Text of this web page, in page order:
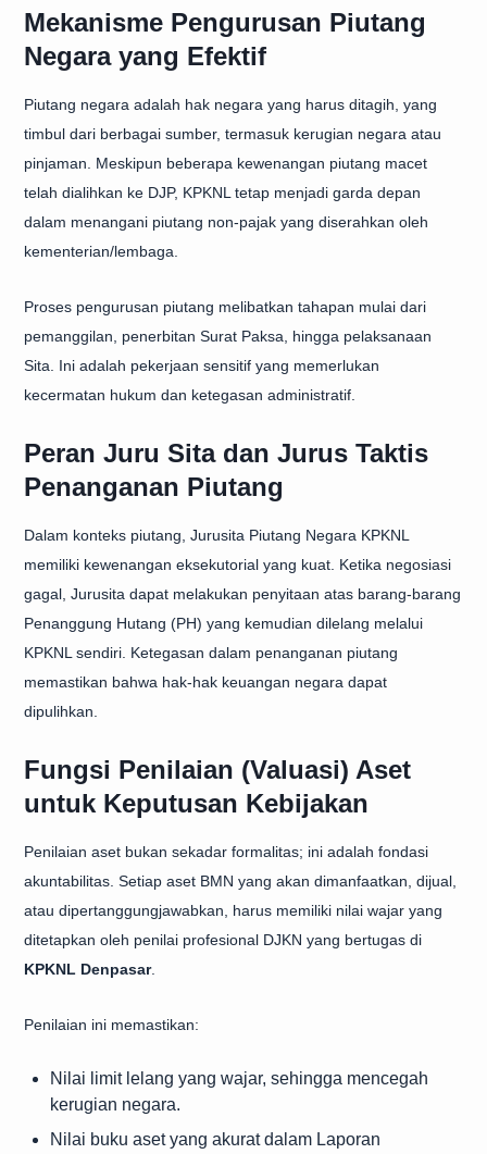
Mekanisme Pengurusan Piutang
Negara yang Efektif
Piutang negara adalah hak negara yang harus ditagih, yang
timbul dari berbagai sumber, termasuk kerugian negara atau
pinjaman. Meskipun beberapa kewenangan piutang macet
telah dialihkan ke DJP, KPKNL tetap menjadi garda depan
dalam menangani piutang non-pajak yang diserahkan oleh
kementerian/lembaga.
Proses pengurusan piutang melibatkan tahapan mulai dari
pemanggilan, penerbitan Surat Paksa, hingga pelaksanaan
Sita. Ini adalah pekerjaan sensitif yang memerlukan
kecermatan hukum dan ketegasan administratif.
Peran Juru Sita dan Jurus Taktis
Penanganan Piutang
Dalam konteks piutang, Jurusita Piutang Negara KPKNL
memiliki kewenangan eksekutorial yang kuat. Ketika negosiasi
gagal, Jurusita dapat melakukan penyitaan atas barang-barang
Penanggung Hutang (PH) yang kemudian dilelang melalui
KPKNL sendiri. Ketegasan dalam penanganan piutang
memastikan bahwa hak-hak keuangan negara dapat
dipulihkan.
Fungsi Penilaian (Valuasi) Aset
untuk Keputusan Kebijakan
Penilaian aset bukan sekadar formalitas; ini adalah fondasi
akuntabilitas. Setiap aset BMN yang akan dimanfaatkan, dijual,
atau dipertanggungjawabkan, harus memiliki nilai wajar yang
ditetapkan oleh penilai profesional DJKN yang bertugas di
KPKNL Denpasar.
Penilaian ini memastikan:
Nilai limit lelang yang wajar, sehingga mencegah
kerugian negara.
Nilai buku aset yang akurat dalam Laporan